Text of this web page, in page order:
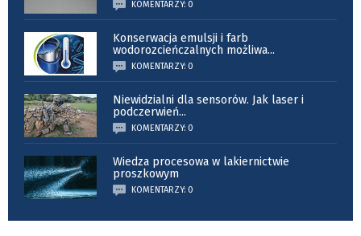
KOMENTARZY: 0
Konserwacja emulsji i farb
wodorozcieńczalnych możliwa...
KOMENTARZY: 0
Niewidzialni dla sensorów. Jak laser i
podczerwień...
KOMENTARZY: 0
Wiedza procesowa w lakiernictwie
proszkowym
KOMENTARZY: 0